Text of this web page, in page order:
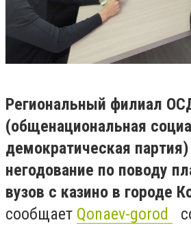
Региональный филиал
(общенациональная
демократическая
негодование по поводу
вузов с казино в городе
сообщает Qonaev-gorod